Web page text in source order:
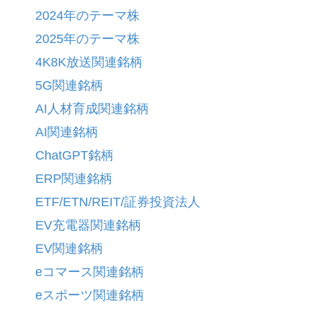
2024年のテーマ株
2025年のテーマ株
4K8K放送関連銘柄
5G関連銘柄
AI人材育成関連銘柄
AI関連銘柄
ChatGPT銘柄
ERP関連銘柄
ETF/ETN/REIT/証券投資法人
EV充電器関連銘柄
EV関連銘柄
eコマース関連銘柄
eスポーツ関連銘柄